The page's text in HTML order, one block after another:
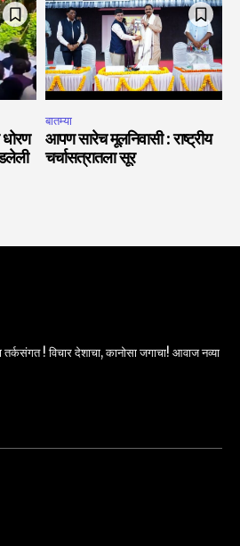
धोरण
बातम्या
आपण सारेच मूलनिवासी : राष्ट्रीय
चर्चासत्रातला सूर
! विचार देशाचा, कानोसा जगाचा! आवाज नव्या